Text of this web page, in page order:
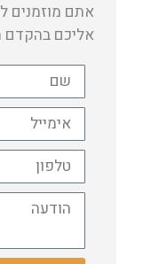
אתם מוזמנים
אליכם בהקדם